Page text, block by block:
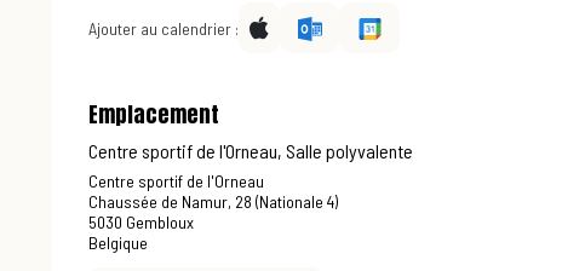
Ajouter au calendrier :
Emplacement
Centre sportif de l'Orneau, Salle polyvalente
Centre sportif de l'Orneau
Chaussée de Namur, 28 (Nationale 4)
5030 Gembloux
Belgique